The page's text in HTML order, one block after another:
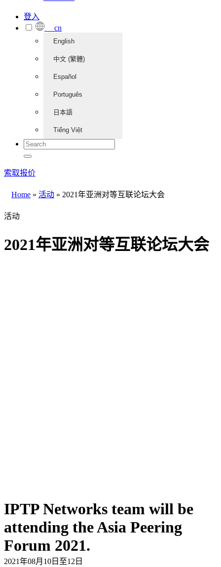
登入
cn
English
中文 (繁體)
Español
Português
日本語
Tiếng Việt
索取报价
Home » 活动 » 2021年亚洲对等互联论坛大会
活动
2021年亚洲对等互联论坛大会
IPTP Networks team will be
attending the Asia Peering
Forum 2021.
2021年08月10日至12日